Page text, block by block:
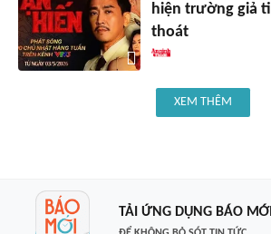
hiện trường giả
thoát
XEM THÊM
TẢI ỨNG DỤNG BÁO MỚI